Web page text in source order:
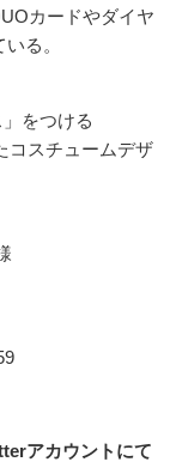
カードやダイヤ
る。
をつける
コスチュームデザ
アカウントにて